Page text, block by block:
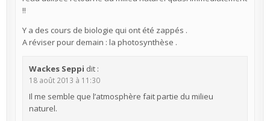
!!
Y a des cours de biologie qui ont été zappés .
A réviser pour demain : la photosynthèse .
Wackes Seppi dit :
18 août 2013 à 11:30
Il me semble que l’atmosphère fait partie du milieu
naturel.